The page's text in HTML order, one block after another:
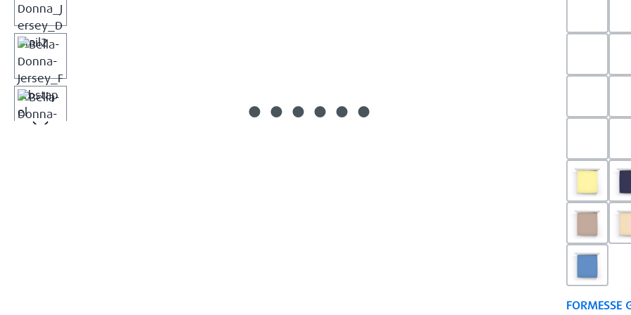
0091 -
0180 -